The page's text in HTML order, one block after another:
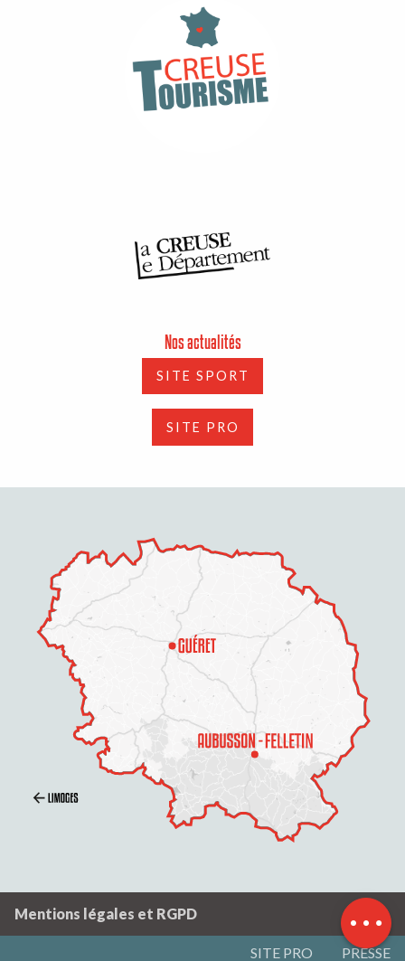
Contacter par
email
Nos actualités
SITE SPORT
SITE PRO
Mentions légales et RGPD
SITE PRO PRESSE